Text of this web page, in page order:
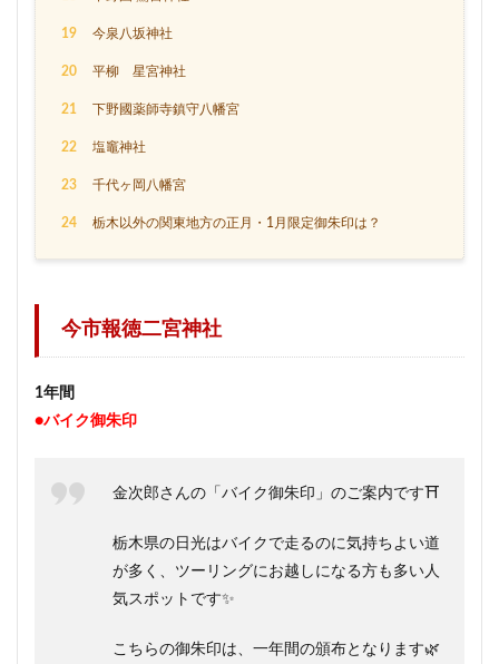
19 今泉八坂神社
20 平柳 星宮神社
21 下野國薬師寺鎮守八幡宮
22 塩竈神社
23 千代ヶ岡八幡宮
24 栃木以外の関東地方の正月・1月限定御朱印は？
今市報徳二宮神社
1年間
●バイク御朱印
金次郎さんの「バイク御朱印」のご案内です⛩️
栃木県の日光はバイクで走るのに気持ちよい道
が多く、ツーリングにお越しになる方も多い人
気スポットです✨
こちらの御朱印は、一年間の頒布となります🌿